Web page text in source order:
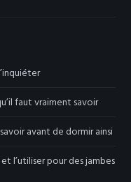
faut vraiment savoir
avant de dormir ainsi
l’utiliser pour des jambes